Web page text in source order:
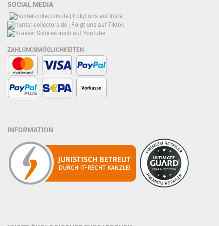
SOCIAL MEDIA
ZAHLUNGSMÖGLICHKEITEN
INFORMATION